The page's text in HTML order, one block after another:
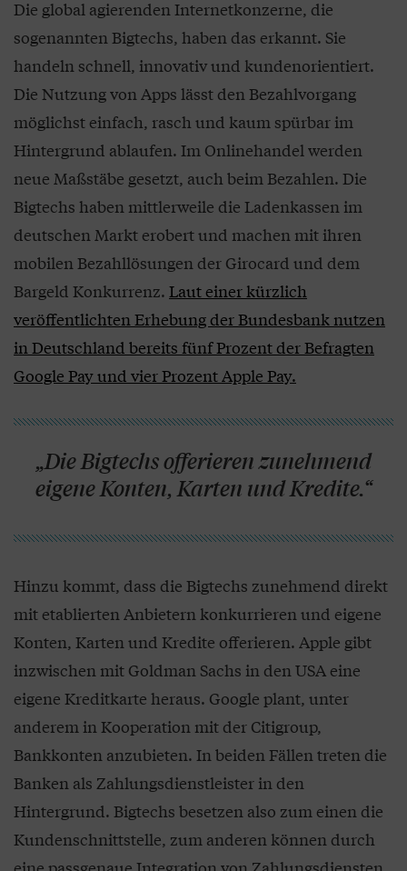
Die global agierenden Internetkonzerne, die
sogenannten Bigtechs, haben das erkannt. Sie
handeln schnell, innovativ und kundenorientiert.
Die Nutzung von Apps lässt den Bezahlvorgang
möglichst einfach, rasch und kaum spürbar im
Hintergrund ablaufen. Im Onlinehandel werden
neue Maßstäbe gesetzt, auch beim Bezahlen. Die
Bigtechs haben mittlerweile die Ladenkassen im
deutschen Markt erobert und machen mit ihren
mobilen Bezahllösungen der Girocard und dem
Bargeld Konkurrenz. Laut einer kürzlich
veröffentlichten Erhebung der Bundesbank nutzen
in Deutschland bereits fünf Prozent der Befragten
Google Pay und vier Prozent Apple Pay.
„Die Bigtechs offerieren zunehmend
eigene Konten, Karten und Kredite.“
Hinzu kommt, dass die Bigtechs zunehmend direkt
mit etablierten Anbietern konkurrieren und eigene
Konten, Karten und Kredite offerieren. Apple gibt
inzwischen mit Goldman Sachs in den USA eine
eigene Kreditkarte heraus. Google plant, unter
anderem in Kooperation mit der Citigroup,
Bankkonten anzubieten. In beiden Fällen treten die
Banken als Zahlungsdienstleister in den
Hintergrund. Bigtechs besetzen also zum einen die
Kundenschnittstelle, zum anderen können durch